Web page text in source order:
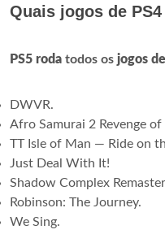
Quais jogos de
PS5 roda todos os jogos
DWVR.
Afro Samurai 2 Revenge
TT Isle of Man — Ride on
Just Deal With It!
Shadow Complex
Robinson: The Journey.
We Sing.